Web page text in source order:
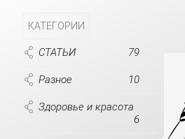
КАТЕГОРИИ
СТАТЬИ 79
Разное 10
Здоровье и красота
6